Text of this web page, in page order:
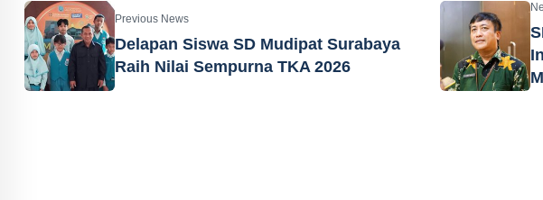
Previous News
Delapan Siswa SD Mudipat Surabaya
Raih Nilai Sempurna TKA 2026